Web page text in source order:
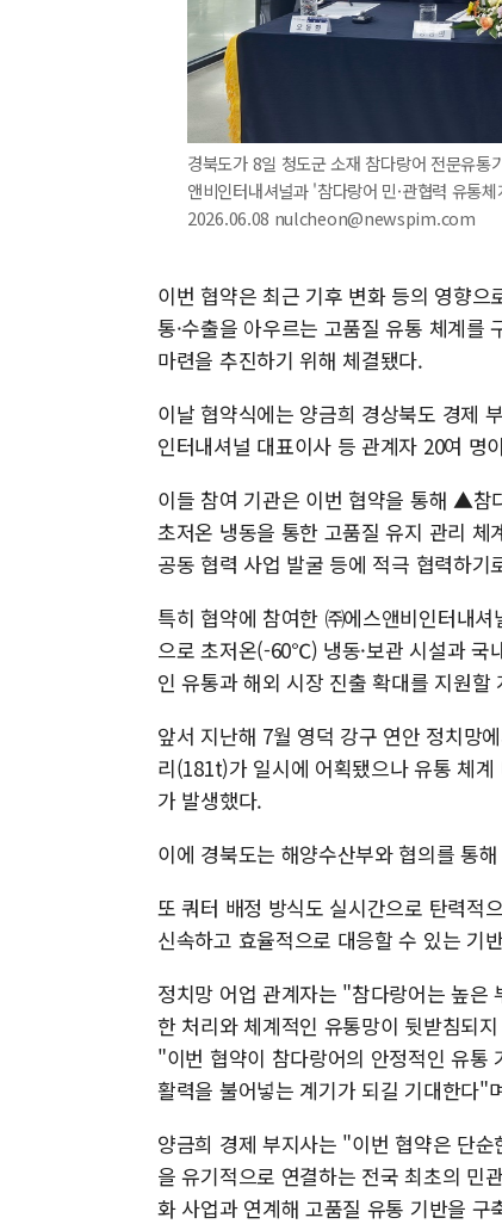
경북도가 8일 청도군 소재 참다랑어 전문유
앤비인터내셔널과 '참다랑어 민·관협력 유통
2026.06.08 nulcheon@newspim.com
이번 협약은 최근 기후 변화 등의 영향으
통·수출을 아우르는 고품질 유통 체계를
마련을 추진하기 위해 체결됐다.
이날 협약식에는 양금희 경상북도 경제
인터내셔널 대표이사 등 관계자 20여 명
이들 참여 기관은 이번 협약을 통해 ▲참
초저온 냉동을 통한 고품질 유지 관리
공동 협력 사업 발굴 등에 적극 협력하기
특히 협약에 참여한 ㈜에스앤비인터내
으로 초저온(-60℃) 냉동·보관 시설과 국
인 유통과 해외 시장 진출 확대를 지원할
앞서 지난해 7월 영덕 강구 연안 정치망
리(181t)가 일시에 어획됐으나 유통 체
가 발생했다.
이에 경북도는 해양수산부와 협의를 통
또 쿼터 배정 방식도 실시간으로 탄력적
신속하고 효율적으로 대응할 수 있는 기
정치망 어업 관계자는 "참다랑어는 높은
한 처리와 체계적인 유통망이 뒷받침되
"이번 협약이 참다랑어의 안정적인 유통
활력을 불어넣는 계기가 되길 기대한다"
양금희 경제 부지사는 "이번 협약은 단순
을 유기적으로 연결하는 전국 최초의 민
화 사업과 연계해 고품질 유통 기반을 구